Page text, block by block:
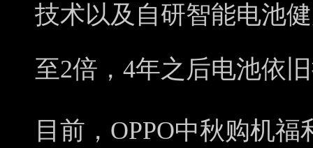
技术以及自研智能电池
至2倍，4年之后电池依
目前，OPPO中秋购机